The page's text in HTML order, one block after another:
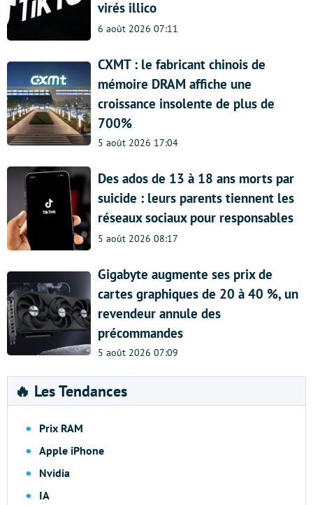
virés illico
6 août 2026 07:11
CXMT : le fabricant chinois de
mémoire DRAM affiche une
croissance insolente de plus de
700%
5 août 2026 17:04
Des ados de 13 à 18 ans morts par
suicide : leurs parents tiennent les
réseaux sociaux pour responsables
5 août 2026 08:17
Gigabyte augmente ses prix de
cartes graphiques de 20 à 40 %, un
revendeur annule des
précommandes
5 août 2026 07:09
🔥 Les Tendances
Prix RAM
Apple iPhone
Nvidia
IA